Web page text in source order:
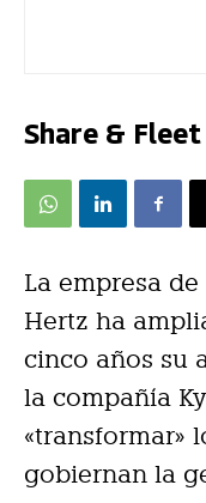
Share & Fleet
La empresa
Hertz ha
cinco años su
la compañía
«transformar»
gobiernan la